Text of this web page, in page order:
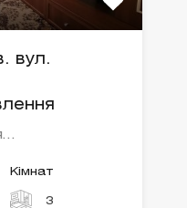
вул.
Кімнат
3